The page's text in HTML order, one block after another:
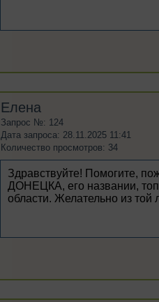
Елена
Запрос №: 124
Дата запроса: 28.11.2025 11:41
Количество просмотров: 34
Здравствуйте! Помогите,
ДОНЕЦКА, его названии,
области. Желательно из